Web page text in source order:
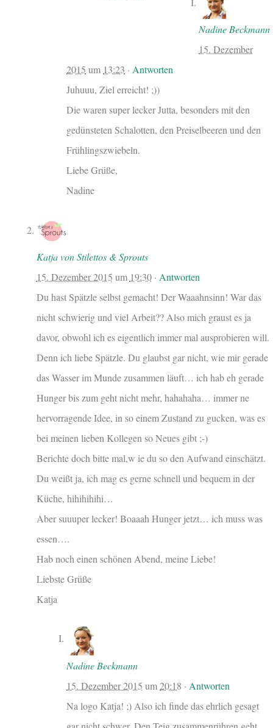
Nadine Beckmann
15. Dezember
2015 um 13:23 · Antworten
Juhuuu, Ziel erreicht! ;))
Die waren super lecker Jutta, besonders mit den
gedünsteten Schalotten, den Preiselbeeren und den
Frühlingszwiebeln.
Liebe Grüße,
Nadine
Katja von Stilettos & Sprouts
15. Dezember 2015 um 19:30· Antworten
Du hast Spätzle selbst gemacht! Der Waaahnsinn! War das
nicht schwierig und viel Arbeit?? Also mich graust es ja
davor, obwohl ich es eigentlich immer mal ausprobieren will.
Denn ich liebe Spätzle. Du glaubst gar nicht, wie mir gerade
das Wasser im Munde zusammen läuft… ich hab eh gerade
Hunger bis zum geht nicht mehr, hahahaha… immer ne
hervorragende Idee, in so einem Zustand zu gucken, was es
bei meinen lieben Kollegen so Neues gibt ;-)
Berichte doch bitte mal,w ie du so den Aufwand einschätzt.
Du weißt ja, ich mag es gerne schnell und bequem in der
Küche, hihihihihi…
Aber suuuper lecker! Boaaah Hunger jetzt… ich muss was
essen….
Hab noch einen schönen Abend, meine Liebe!
Liebste Grüße
Katja
Nadine Beckmann
15. Dezember 2015 um20:18 · Antworten
Na logo Katja! ;) Also ich finde das ehrlich gesagt